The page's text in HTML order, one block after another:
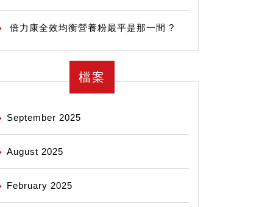
倍力康全效均衡營養粉最平是那一間 ?
檔案
September 2025
August 2025
February 2025